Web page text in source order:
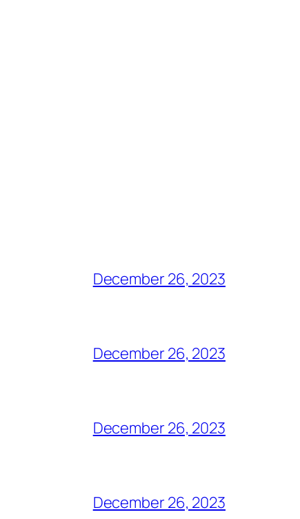
December 26, 2023
December 26, 2023
December 26, 2023
December 26, 2023